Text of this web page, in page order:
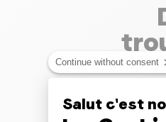
Veuillez
Continue without consent
Salut c'est